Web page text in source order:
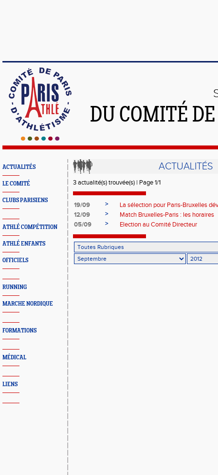
DU COMITÉ
ACTUALITÉS
LE COMITÉ
CLUBS PARISIENS
ATHLÉ COMPÉTITION
ATHLÉ ENFANTS
OFFICIELS
RUNNING
MARCHE NORDIQUE
FORMATIONS
MÉDICAL
LIENS
ACTUALITÉS
3 actualité(s) trouvée(s) | Page 1/1
19/09 >
La sélection pour Paris-Bruxelles
12/09
>
Match Bruxelles-Paris : les horaires
05/09
> Election au Comité Directeur